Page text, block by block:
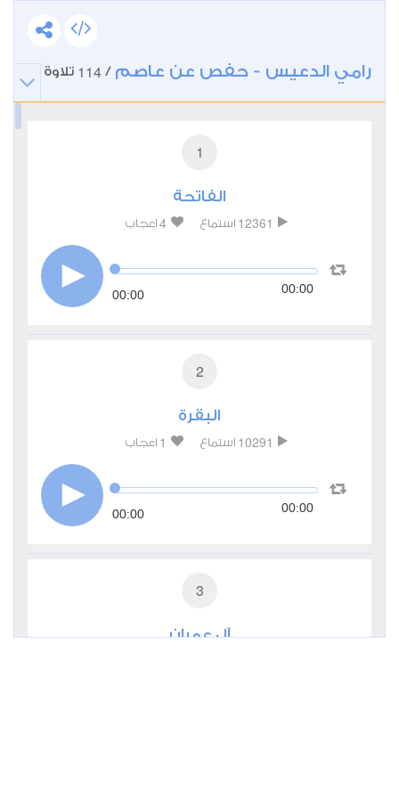
رامي الدعيس - حفص عن عاصم /
114 تلاوة
1
الفاتحة
12361 استماع 4 اعجاب
00:00 00:00
2
البقرة
10291 استماع 1 اعجاب
00:00 00:00
3
آل عمران